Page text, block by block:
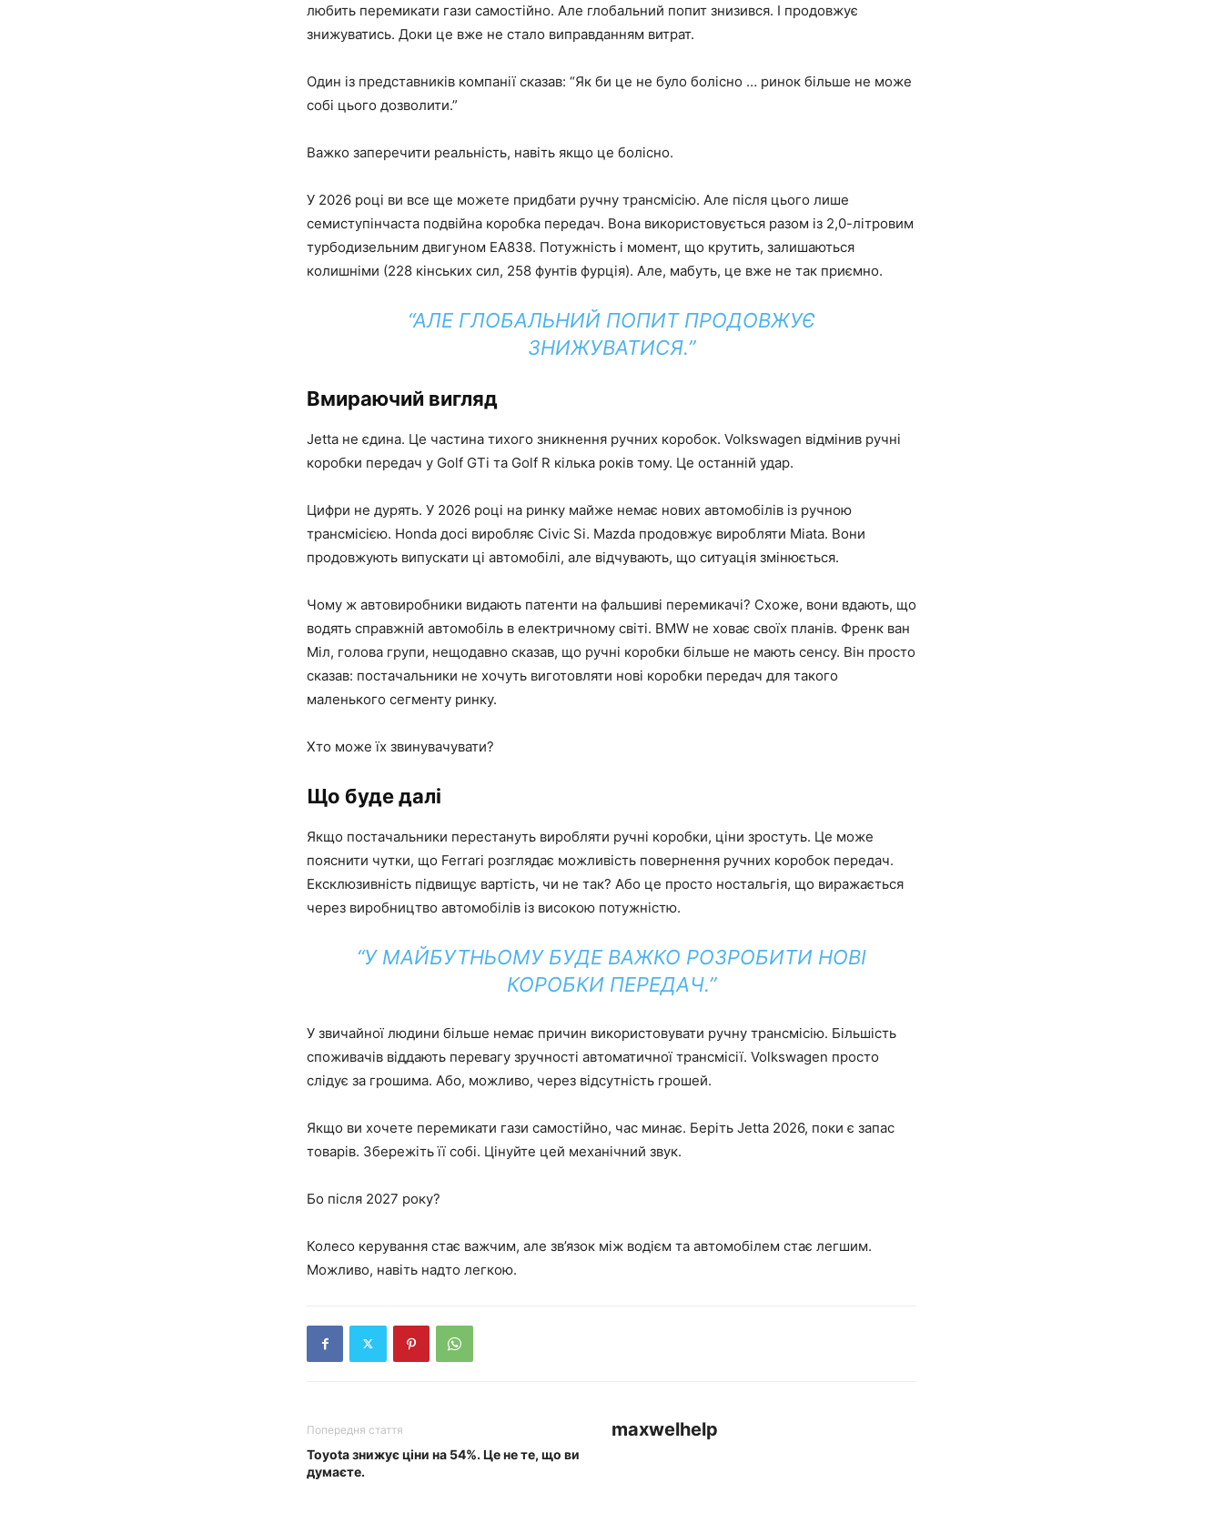
любить перемикати гази самостійно. Але глобальний попит знизився. І продовжує
знижуватись. Доки це вже не стало виправданням витрат.
Один із представників компанії сказав: “Як би це не було болісно … ринок більше не може
собі цього дозволити.”
Важко заперечити реальність, навіть якщо це болісно.
У 2026 році ви все ще можете придбати ручну трансмісію. Але після цього лише
семиступінчаста подвійна коробка передач. Вона використовується разом із 2,0-літровим
турбодизельним двигуном EA838. Потужність і момент, що крутить, залишаються
колишніми (228 кінських сил, 258 фунтів фурція). Але, мабуть, це вже не так приємно.
“АЛЕ ГЛОБАЛЬНИЙ ПОПИТ ПРОДОВЖУЄ
ЗНИЖУВАТИСЯ.”
Вмираючий вигляд
Jetta не єдина. Це частина тихого зникнення ручних коробок. Volkswagen відмінив ручні
коробки передач у Golf GTi та Golf R кілька років тому. Це останній удар.
Цифри не дурять. У 2026 році на ринку майже немає нових автомобілів із ручною
трансмісією. Honda досі виробляє Civic Si. Mazda продовжує виробляти Miata. Вони
продовжують випускати ці автомобілі, але відчувають, що ситуація змінюється.
Чому ж автовиробники видають патенти на фальшиві перемикачі? Схоже, вони вдають, що
водять справжній автомобіль в електричному світі. BMW не ховає своїх планів. Френк ван
Міл, голова групи, нещодавно сказав, що ручні коробки більше не мають сенсу. Він просто
сказав: постачальники не хочуть виготовляти нові коробки передач для такого
маленького сегменту ринку.
Хто може їх звинувачувати?
Що буде далі
Якщо постачальники перестануть виробляти ручні коробки, ціни зростуть. Це може
пояснити чутки, що Ferrari розглядає можливість повернення ручних коробок передач.
Ексклюзивність підвищує вартість, чи не так? Або це просто ностальгія, що виражається
через виробництво автомобілів із високою потужністю.
“У МАЙБУТНЬОМУ БУДЕ ВАЖКО РОЗРОБИТИ НОВІ
КОРОБКИ ПЕРЕДАЧ.”
У звичайної людини більше немає причин використовувати ручну трансмісію. Більшість
споживачів віддають перевагу зручності автоматичної трансмісії. Volkswagen просто
слідує за грошима. Або, можливо, через відсутність грошей.
Якщо ви хочете перемикати гази самостійно, час минає. Беріть Jetta 2026, поки є запас
товарів. Збережіть її собі. Цінуйте цей механічний звук.
Бо після 2027 року?
Колесо керування стає важчим, але зв’язок між водієм та автомобілем стає легшим.
Можливо, навіть надто легкою.
Попередня стаття
Toyota знижує ціни на 54%. Це не те, що ви
думаєте.
maxwelhelp